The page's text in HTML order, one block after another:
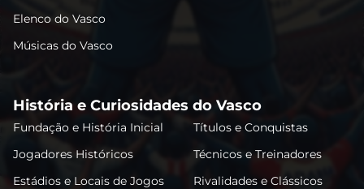
Elenco do Vasco
Músicas do Vasco
História e Curiosidades do Vasco
Fundação e História Inicial
Títulos e Conquistas
Jogadores Históricos
Técnicos e Treinadores
Estádios e Locais de Jogos
Rivalidades e Clássicos